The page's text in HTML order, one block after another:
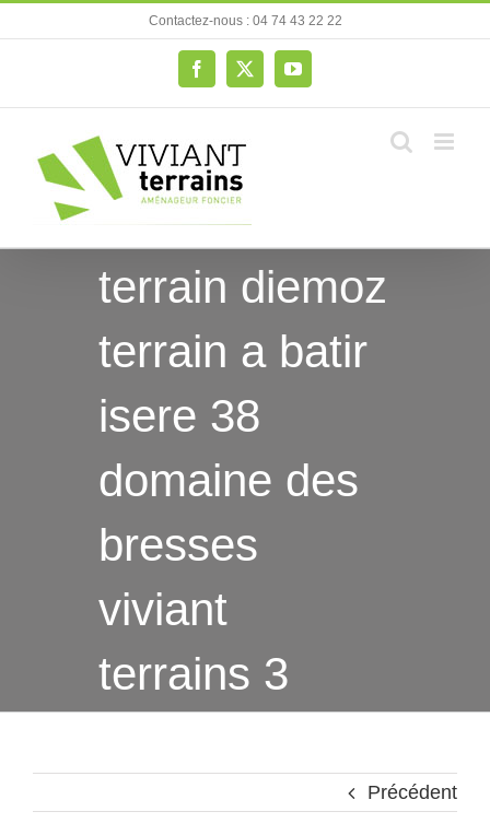
au
Contactez-nous : 04 74 43 22 22
Facebook
X YouTube
terrain diemoz
terrain a batir
isere 38
domaine des
bresses
viviant
terrains 3
Précédent